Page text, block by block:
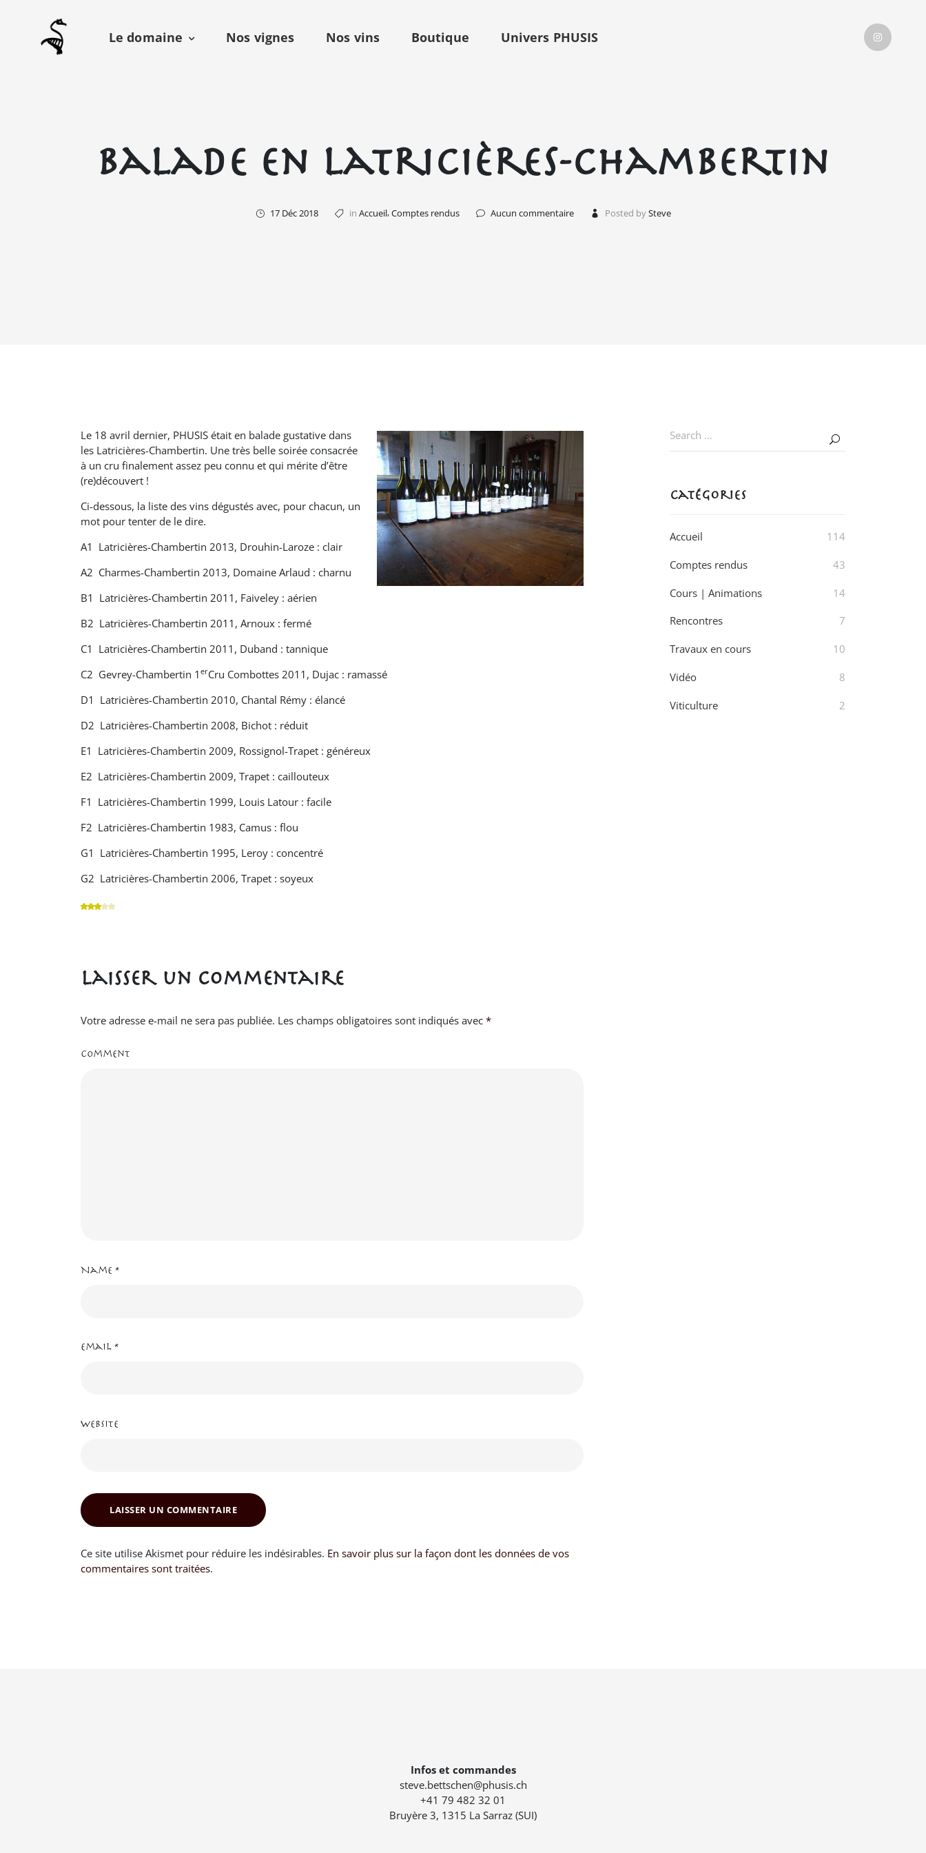
Le domaine Nos vignes Nos vins Boutique Univers PHUSIS
Balade en Latricières-Chambertin
17 Déc 2018 in Accueil,Comptes rendus Aucun commentaire Posted bySteve
Le 18 avril dernier, PHUSIS était en balade gustative dans
les Latricières-Chambertin. Une très belle soirée consacrée
à un cru finalement assez peu connu et qui mérite d’être
(re)découvert !
Ci-dessous, la liste des vins dégustés avec, pour chacun, un
mot pour tenter de le dire.
A1 Latricières-Chambertin 2013, Drouhin-Laroze : clair
A2 Charmes-Chambertin 2013, Domaine Arlaud : charnu
B1 Latricières-Chambertin 2011, Faiveley : aérien
B2 Latricières-Chambertin 2011, Arnoux : fermé
C1 Latricières-Chambertin 2011, Duband : tannique
C2 Gevrey-Chambertin 1 erCru Combottes 2011, Dujac : ramassé
D1 Latricières-Chambertin 2010, Chantal Rémy : élancé
D2 Latricières-Chambertin 2008, Bichot : réduit
E1 Latricières-Chambertin 2009, Rossignol-Trapet : généreux
E2 Latricières-Chambertin 2009, Trapet : caillouteux
F1 Latricières-Chambertin 1999, Louis Latour : facile
F2 Latricières-Chambertin 1983, Camus : flou
G1 Latricières-Chambertin 1995, Leroy : concentré
G2 Latricières-Chambertin 2006, Trapet : soyeux
Laisser un commentaire
Votre adresse e-mail ne sera pas publiée. Les champs obligatoires sont indiqués avec *
Comment
Name *
Email *
Website
LAISSER UN COMMENTAIRE
Ce site utilise Akismet pour réduire les indésirables. En savoir plus sur la façon dont les données de vos
commentaires sont traitées.
Catégories
Accueil 114
Comptes rendus 43
Cours | Animations 14
Rencontres 7
Travaux en cours 10
Vidéo 8
Viticulture 2
Infos et commandes
steve.bettschen@phusis.ch
+41 79 482 32 01
Bruyère 3, 1315 La Sarraz (SUI)